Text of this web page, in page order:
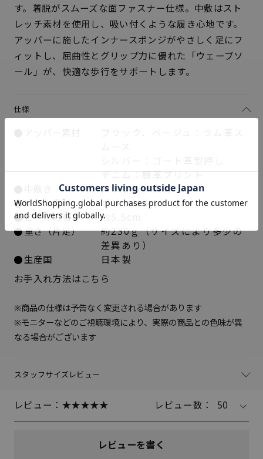
サイズを選択してください
22cm ○ 在庫あり
23.5cm ○ 在庫あり
24cm ○ 在庫あり
24.5cm × 在庫なし
す。着脱がスムーズな面ファスナー仕様。中敷はスト
レッチ素材を使用し、吸い付くような履き心地です。
アッパーに施したインナースポンジがやさしく足にフ
ィットし、屈曲性とグリップ力に優れた「ウェーブソ
ール」が、快適な歩行をサポートします。
仕様
デニム：豚革プリント
ストレッチ素材
ソール素材
ポリウレタン
ヒールの高さ
約5.5cm
重さ（片足）
約230ｇ（サイズにより多少の
差異あり）
生産国
日本製
お手入れ方法はこちら
※商品の仕様は予告なく変更される場合があります
※モニターなどのご視聴環境により、実際の商品との色味が異
なる場合がございます
スタッフサイズレビュー
レビュー： レビュー数： 50
レビューを書く